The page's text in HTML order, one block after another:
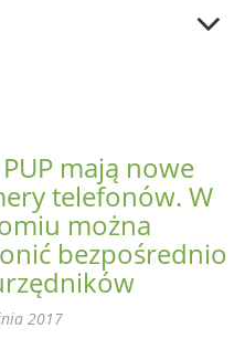
mają nowe
telefonów. W
można
bezpośrednio
2017